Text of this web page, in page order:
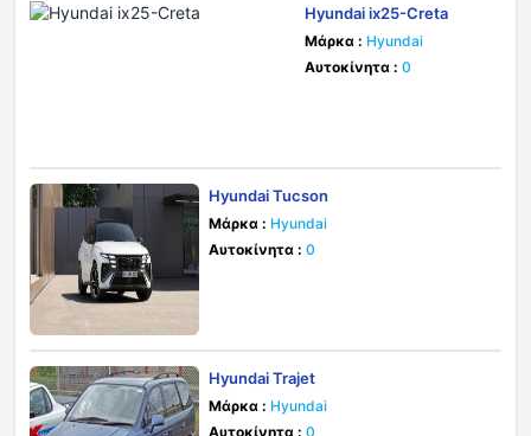
Hyundai ix25-Creta
Μάρκα : Hyundai
Αυτοκίνητα : 0
Hyundai Tucson
Μάρκα : Hyundai
Αυτοκίνητα : 0
Hyundai Trajet
Μάρκα : Hyundai
Αυτοκίνητα : 0